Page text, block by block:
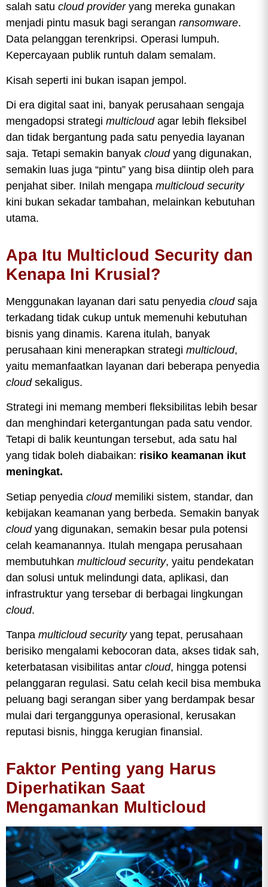
salah satu cloud provideryang mereka gunakan
menjadi pintu masuk bagi serangan ransomware.
Data pelanggan terenkripsi. Operasi lumpuh.
Kepercayaan publik runtuh dalam semalam.
Kisah seperti ini bukan isapan jempol.
Di era digital saat ini, banyak perusahaan sengaja
mengadopsi strategi multicloud agar lebih fleksibel
dan tidak bergantung pada satu penyedia layanan
saja. Tetapi semakin banyak cloud yang digunakan,
semakin luas juga “pintu” yang bisa diintip oleh para
penjahat siber. Inilah mengapa multicloud security
kini bukan sekadar tambahan, melainkan kebutuhan
utama.
Apa Itu Multicloud Security dan
Kenapa Ini Krusial?
Menggunakan layanan dari satu penyedia cloud saja
terkadang tidak cukup untuk memenuhi kebutuhan
bisnis yang dinamis. Karena itulah, banyak
perusahaan kini menerapkan strategi multicloud,
yaitu memanfaatkan layanan dari beberapa penyedia
cloud sekaligus.
Strategi ini memang memberi fleksibilitas lebih besar
dan menghindari ketergantungan pada satu vendor.
Tetapi di balik keuntungan tersebut, ada satu hal
yang tidak boleh diabaikan: risiko keamanan ikut
meningkat.
Setiap penyedia cloud memiliki sistem, standar, dan
kebijakan keamanan yang berbeda. Semakin banyak
cloud yang digunakan, semakin besar pula potensi
celah keamanannya. Itulah mengapa perusahaan
membutuhkan multicloud security, yaitu pendekatan
dan solusi untuk melindungi data, aplikasi, dan
infrastruktur yang tersebar di berbagai lingkungan
cloud.
Tanpa multicloud securityyang tepat, perusahaan
berisiko mengalami kebocoran data, akses tidak sah,
keterbatasan visibilitas antar cloud, hingga potensi
pelanggaran regulasi. Satu celah kecil bisa membuka
peluang bagi serangan siber yang berdampak besar
mulai dari terganggunya operasional, kerusakan
reputasi bisnis, hingga kerugian finansial.
Faktor Penting yang Harus
Diperhatikan Saat
Mengamankan Multicloud